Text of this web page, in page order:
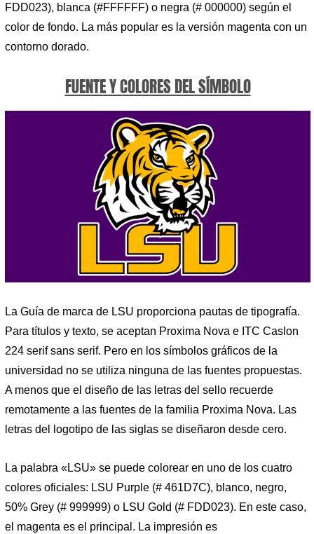
FDD023), blanca (#FFFFFF) o negra (# 000000) según el
color de fondo. La más popular es la versión magenta con un
contorno dorado.
FUENTE Y COLORES DEL SÍMBOLO
La Guía de marca de LSU proporciona pautas de tipografía.
Para títulos y texto, se aceptan Proxima Nova e ITC Caslon
224 serif sans serif. Pero en los símbolos gráficos de la
universidad no se utiliza ninguna de las fuentes propuestas.
A menos que el diseño de las letras del sello recuerde
remotamente a las fuentes de la familia Proxima Nova. Las
letras del logotipo de las siglas se diseñaron desde cero.
La palabra «LSU» se puede colorear en uno de los cuatro
colores oficiales: LSU Purple (# 461D7C), blanco, negro,
50% Grey (# 999999) o LSU Gold (# FDD023). En este caso,
el magenta es el principal. La impresión es